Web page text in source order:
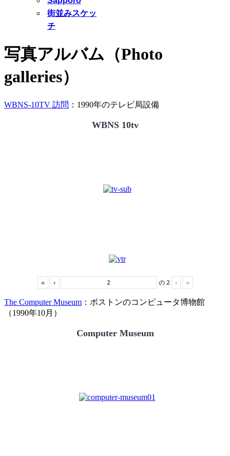
街並みスケッ
チ
写真アルバム（Photo
galleries）
WBNS-10TV 訪問 ：1990年のテレビ局設備
WBNS 10tv
« ‹ の2 › »
The Computer Museum ：ボストンのコンピュータ博物館
（1990年10月）
Computer Museum